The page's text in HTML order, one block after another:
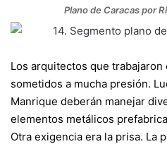
Plano de Caracas por
Los arquitectos que trabajaron
sometidos a mucha presión.
Manrique deberán manejar
elementos metálicos
Otra exigencia era la prisa. La